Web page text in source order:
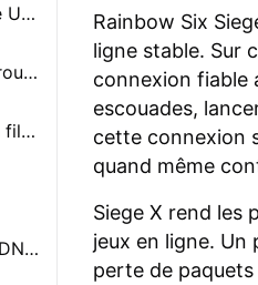
Vérifie d’abord l’état de Ubisoft, PlayStation et Xbox
Corrige les nœuds de routage avec le GearUP routeur Plugin
Passe à une connexion filaire
Efface les paramètres DNS et proxy.
Rainbow Six
ligne stable. Sur
connexion fiable
escouades,
cette connexion
quand même
Siege X rend les
jeux en ligne. Un
perte de